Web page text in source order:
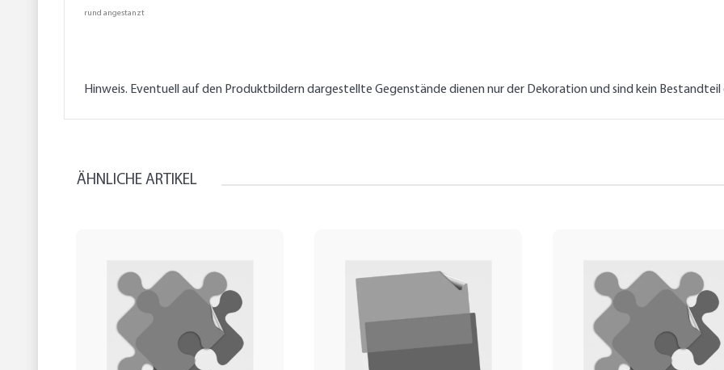
rund angestanzt
Hinweis. Eventuell auf den Produktbildern dargestellte Gegenstände dienen nur der Dekoration und sind kein Bestandteil
ÄHNLICHE ARTIKEL